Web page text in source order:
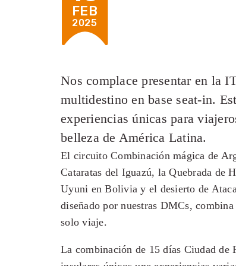
FEB
2025
Nos complace presentar en la
multidestino en base seat-in.
experiencias únicas para
belleza de América Latina.
El circuito Combinación mágica de
Cataratas del Iguazú, la Quebrada de
Uyuni en Bolivia y el desierto de
diseñado por nuestras DMCs,
solo viaje.
La combinación de 15 días Ciudad de